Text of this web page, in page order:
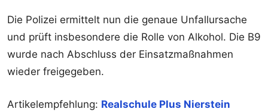
Die Polizei ermittelt nun die genaue Unfallursache
und prüft insbesondere die Rolle von Alkohol. Die B9
wurde nach Abschluss der Einsatzmaßnahmen
wieder freigegeben.
Artikelempfehlung: Realschule Plus Nierstein